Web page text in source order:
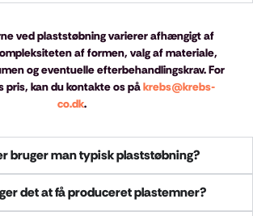
ved plaststøbning varierer afhængigt af
af formen, valg af materiale,
og eventuelle efterbehandlingskrav. For
pris, kan du kontakte os påkrebs@krebs-
co.dk.
bruger man typisk plaststøbning?
det at få produceret plastemner?